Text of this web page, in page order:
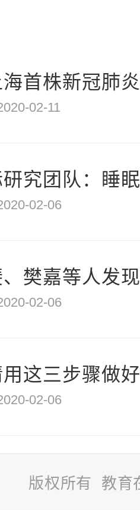
首株新冠肺
02-11
究团队：睡
02-06
樊嘉等人发
02-06
这三步骤做
02-06
版权所有 教育